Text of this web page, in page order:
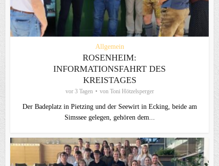
Allgemein
ROSENHEIM:
INFORMATIONSFAHRT DES
KREISTAGES
vor 3 Tagen von Toni Hötzelsperger
Der Badeplatz in Pietzing und der Seewirt in Ecking, beide am
Simssee gelegen, gehören dem...